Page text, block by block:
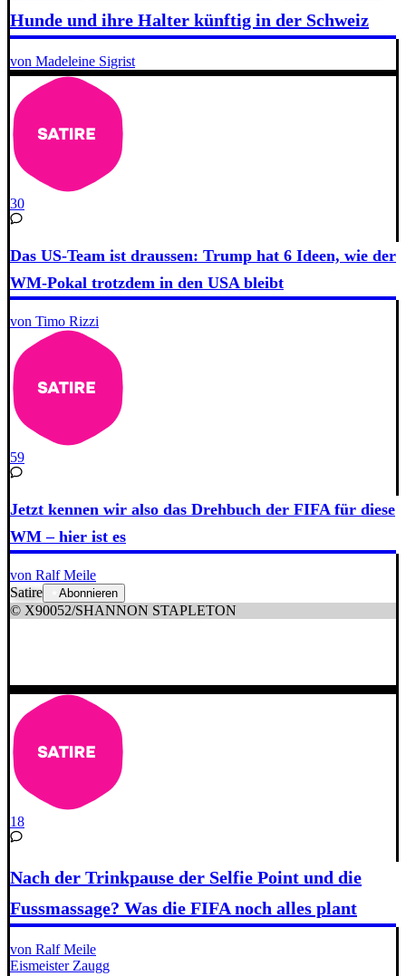
Hunde und ihre Halter künftig in der Schweiz
von Madeleine Sigrist
30
Das US-Team ist draussen: Trump hat 6 Ideen, wie der
WM-Pokal trotzdem in den USA bleibt
von Timo Rizzi
59
Jetzt kennen wir also das Drehbuch der FIFA für diese
WM – hier ist es
von Ralf Meile
Satire
Abonnieren
© X90052/SHANNON STAPLETON
18
Nach der Trinkpause der Selfie Point und die
Fussmassage? Was die FIFA noch alles plant
von Ralf Meile
Eismeister Zaugg